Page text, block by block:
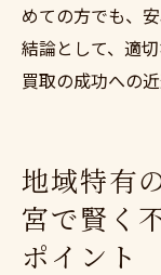
めての方でも、
結論として、適
買取の成功への近
地域特有
宮で賢く
ポイント